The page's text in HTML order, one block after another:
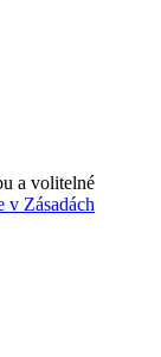
a volitelné
v Zásadách